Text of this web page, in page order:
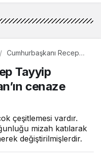
Cumhurbaşkanı Recep
Kıran’ın cenaze törenine
katıldıTayyip
cenaze
çeşitlemesi vardır.
mizah katılarak
değiştirilmişlerdir.